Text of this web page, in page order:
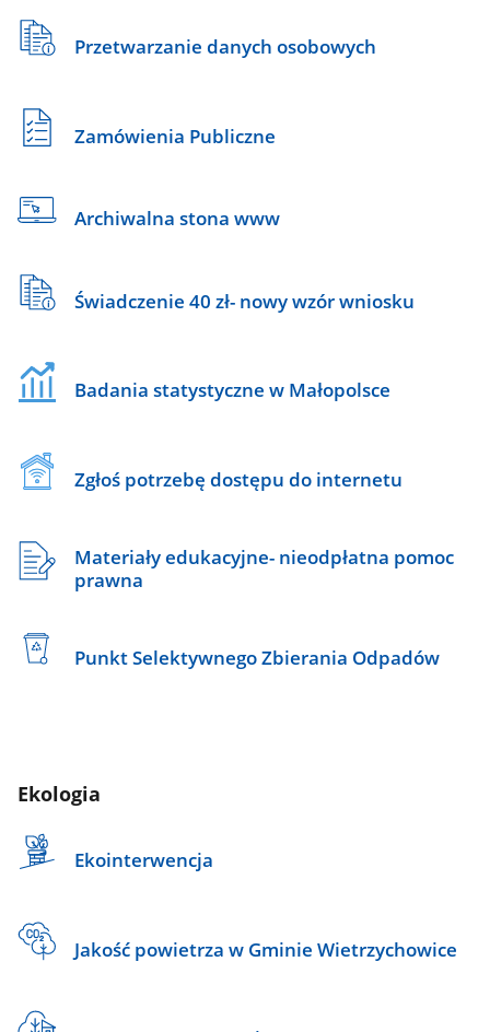
Przetwarzanie danych osobowych
Zamówienia Publiczne
Archiwalna stona www
Świadczenie 40 zł- nowy wzór wniosku
Badania statystyczne w Małopolsce
Zgłoś potrzebę dostępu do internetu
Materiały edukacyjne- nieodpłatna pomoc
prawna
Punkt Selektywnego Zbierania Odpadów
Ekologia
Ekointerwencja
Jakość powietrza w Gminie Wietrzychowice